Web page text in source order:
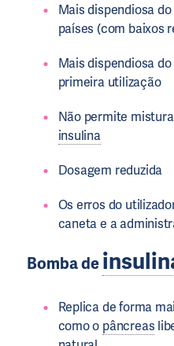
Mais dispendiosa
países (com baixos
Mais dispendiosa
primeira utilização
Não permite
insulina
Dosagem reduzida
Os erros do
caneta e a
Bomba de
Replica de forma
como o pâncreas